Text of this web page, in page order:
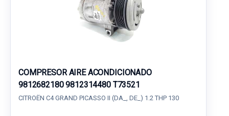
COMPRESOR AIRE ACONDICIONADO
9812682180 9812314480 T73521
CITROËN C4 GRAND PICASSO II (DA_, DE_) 1.2 THP 130